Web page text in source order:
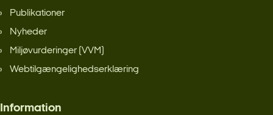
Publikationer
Nyheder
Miljøvurderinger (VVM)
Webtilgængelighedserklæring
Information